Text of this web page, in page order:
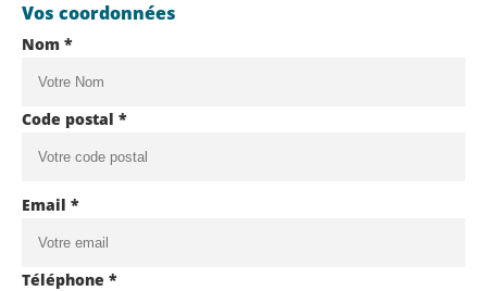
Vos coordonnées
Nom *
Code postal *
Email *
Téléphone *